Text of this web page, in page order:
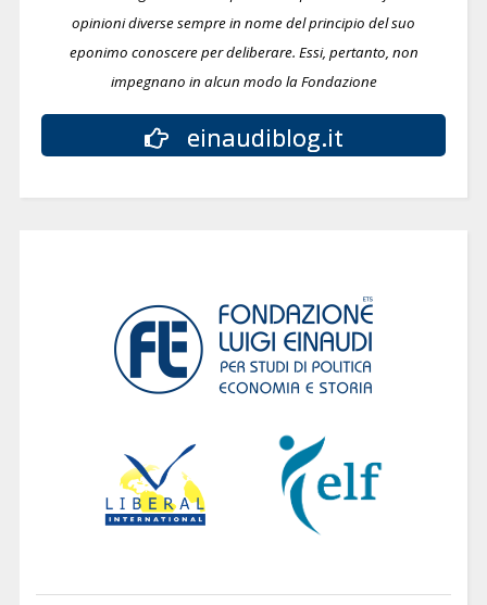
opinioni diverse sempre in nome del principio del suo
eponimo conoscere per deliberare. Essi, pertanto, non
impegnano in alcun modo la Fondazione
einaudiblog.it